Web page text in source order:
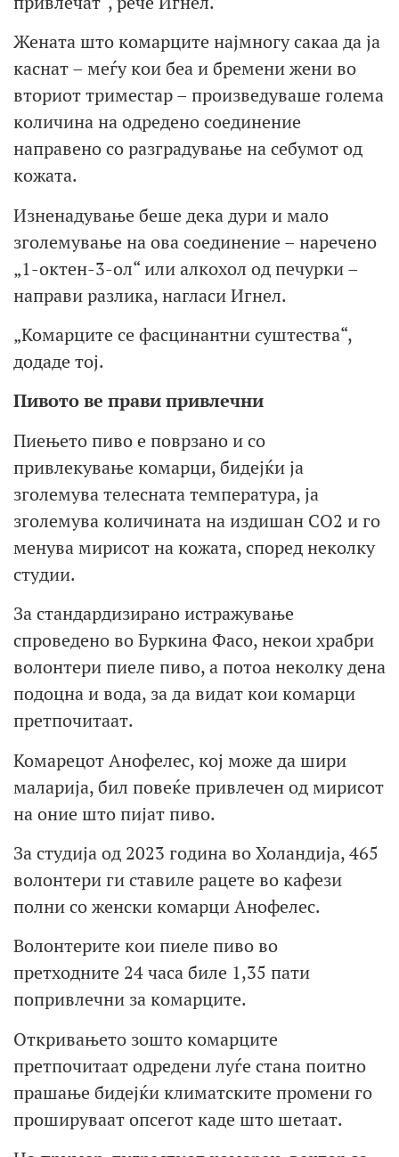
Жената што комарците најмногу сакаа да ја
каснат – меѓу кои беа и бремени жени во
вториот триместар – произведуваше голема
количина на одредено соединение
направено со разградување на себумот од
кожата.
Изненадување беше дека дури и мало
зголемување на ова соединение – наречено
„1-октен-3-ол“ или алкохол од печурки –
направи разлика, нагласи Игнел.
„Комарците се фасцинантни суштества“,
додаде тој.
Пивото ве прави привлечни
Пиењето пиво е поврзано и со
привлекување комарци, бидејќи ја
зголемува телесната температура, ја
зголемува количината на издишан CO2 и го
менува мирисот на кожата, според неколку
студии.
За стандардизирано истражување
спроведено во Буркина Фасо, некои храбри
волонтери пиеле пиво, а потоа неколку дена
подоцна и вода, за да видат кои комарци
претпочитаат.
Комарецот Анофелес, кој може да шири
маларија, бил повеќе привлечен од мирисот
на оние што пијат пиво.
За студија од 2023 година во Холандија, 465
волонтери ги ставиле рацете во кафези
полни со женски комарци Анофелес.
Волонтерите кои пиеле пиво во
претходните 24 часа биле 1,35 пати
попривлечни за комарците.
Откривањето зошто комарците
претпочитаат одредени луѓе стана поитно
прашање бидејќи климатските промени го
прошируваат опсегот каде што шетаат.